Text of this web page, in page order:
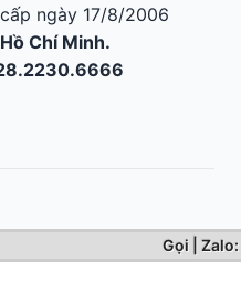
ngày 17/8/2006
Chí Minh.
Gọi | Zalo: